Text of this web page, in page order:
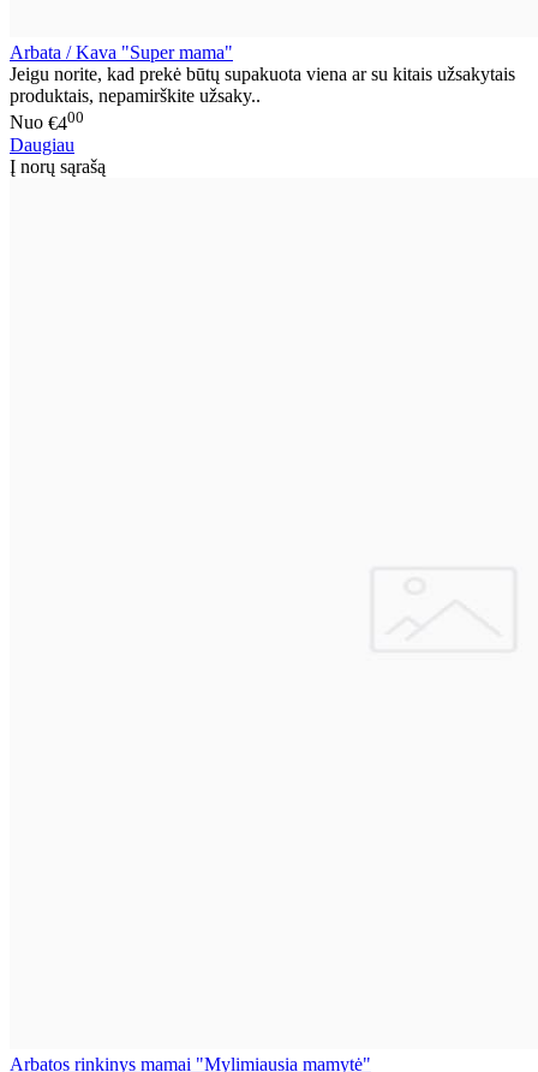
Arbata / Kava "Super mama"
Jeigu norite, kad prekė būtų supakuota viena ar su kitais užsakytais
produktais, nepamirškite užsaky..
Nuo €400
Daugiau
Į norų sąrašą
Arbatos rinkinys mamai "Mylimiausia mamytė"